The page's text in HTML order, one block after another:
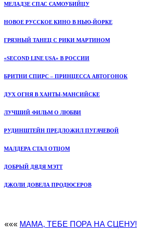
МЕЛАДЗЕ СПАС САМОУБИЙЦУ
НОВОЕ РУССКОЕ КИНО В НЬЮ-ЙОРКЕ
ГРЯЗНЫЙ ТАНЕЦ С РИКИ МАРТИНОМ
«SECOND LINE USA» В РОССИИ
БРИТНИ СПИРС – ПРИНЦЕССА АВТОГОНОК
ДУХ ОГНЯ В ХАНТЫ-МАНСИЙСКЕ
ЛУЧШИЙ ФИЛЬМ О ЛЮБВИ
РУДИНШТЕЙН ПРЕДЛОЖИЛ ПУГАЧЕВОЙ
МАЛДЕРА СТАЛ ОТЦОМ
ДОБРЫЙ ДЯДЯ МЭТТ
ДЖОЛИ ДОВЕЛА ПРОДЮСЕРОВ
««« МАМА, ТЕБЕ ПОРА НА СЦЕНУ!